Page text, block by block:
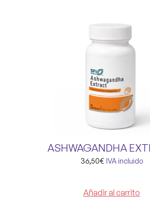
ASHWAGANDHA
36,50€ IVA incluido
Añadir al carrito